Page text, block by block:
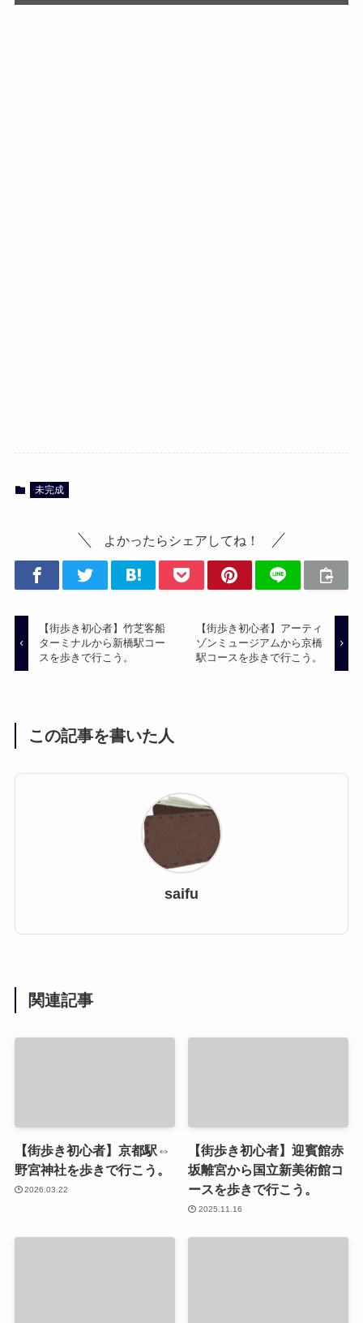
未完成
よかったらシェアしてね！
【街歩き初心者】竹芝客船
ターミナルから新橋駅コー
スを歩きで行こう。
【街歩き初心者】アーティ
ゾンミュージアムから京橋
駅コースを歩きで行こう。
この記事を書いた人
saifu
関連記事
【街歩き初心者】京都駅⇔
野宮神社を歩きで行こう。
2026.03.22
【街歩き初心者】迎賓館赤
坂離宮から国立新美術館コ
ースを歩きで行こう。
2025.11.16